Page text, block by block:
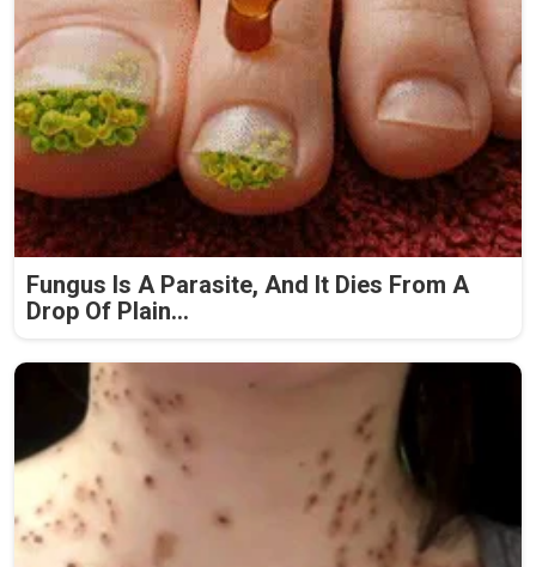
Fungus Is A Parasite, And It Dies From A
Drop Of Plain...